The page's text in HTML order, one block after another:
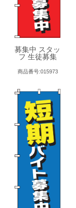
募集中 スタッ
フ 生徒募集
商品番号:015973